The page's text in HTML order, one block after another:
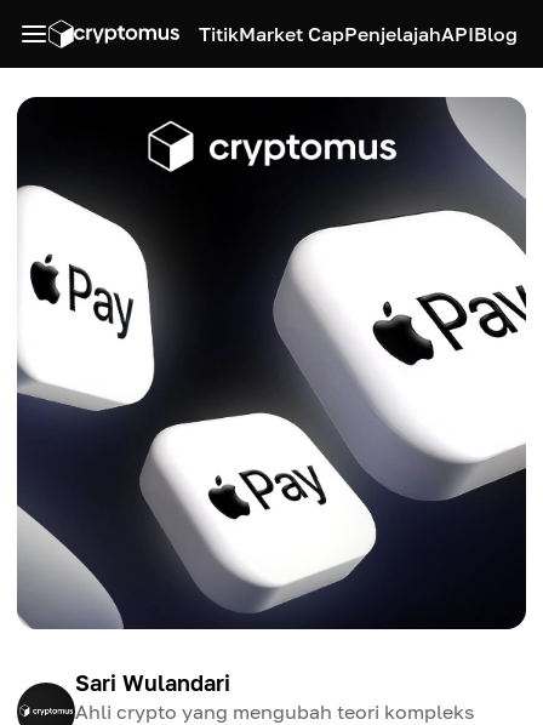
TitikMarket CapPenjelajahAPIBlog
Sari Wulandari
Ahli crypto yang mengubah teori kompleks